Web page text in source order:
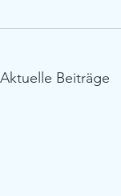
Aktuelle Beiträge